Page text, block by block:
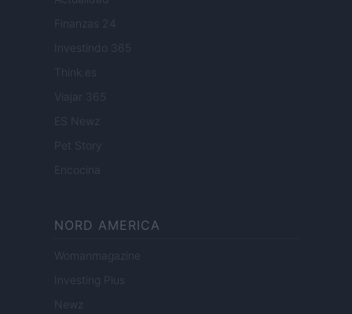
Finanzas 24
Investindo 365
Think.es
Viajar 365
ES Newz
Pet Story
Encocina
NORD AMERICA
Womanmagazine
Investing Plus
Newz